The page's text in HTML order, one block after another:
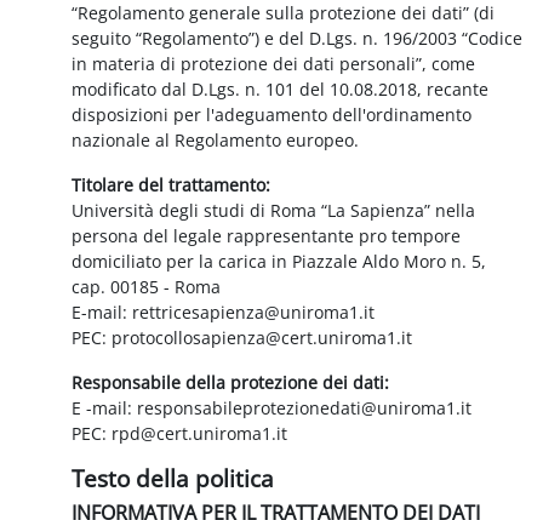
“Regolamento generale sulla protezione dei dati” (di
seguito “Regolamento”) e del D.Lgs. n. 196/2003 “Codice
in materia di protezione dei dati personali”, come
modificato dal D.Lgs. n. 101 del 10.08.2018, recante
disposizioni per l'adeguamento dell'ordinamento
nazionale al Regolamento europeo.
Titolare del trattamento:
Università degli studi di Roma “La Sapienza” nella
persona del legale rappresentante pro tempore
domiciliato per la carica in Piazzale Aldo Moro n. 5,
cap. 00185 - Roma
E-mail: rettricesapienza@uniroma1.it
PEC: protocollosapienza@cert.uniroma1.it
Responsabile della protezione dei dati:
E -mail: responsabileprotezionedati@uniroma1.it
PEC: rpd@cert.uniroma1.it
Testo della politica
INFORMATIVA PER IL TRATTAMENTO DEI DATI